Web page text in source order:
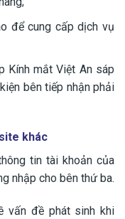
để cung cấp dịch vụ
Kính mắt Việt An sáp
bên tiếp nhận phải
khác
tin tài khoản của
nhập cho bên thứ ba.
vấn đề phát sinh khi